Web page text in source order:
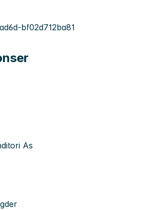
bf02d712ba81
As